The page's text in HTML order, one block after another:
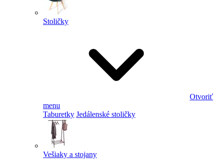
Stoličky
Otvoriť
menu
Taburetky Jedálenské stoličky
Vešiaky a stojany